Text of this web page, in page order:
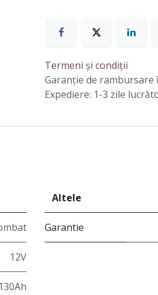
Termeni și condiții
Garanție de rambursare
Expediere: 1-3 zile
12V
130Ah
Altele
Garantie